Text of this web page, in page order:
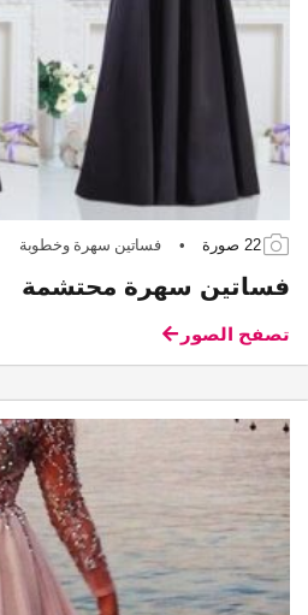
22 صورة • فساتين سهرة وخطوبة
فساتين سهرة محتشمة
تصفح الصور